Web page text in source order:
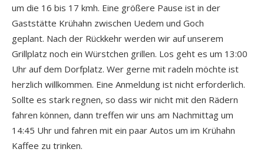
um die 16 bis 17 kmh. Eine größere Pause ist in der
Gaststätte Krühahn zwischen Uedem und Goch
geplant. Nach der Rückkehr werden wir auf unserem
Grillplatz noch ein Würstchen grillen. Los geht es um 13:00
Uhr auf dem Dorfplatz. Wer gerne mit radeln möchte ist
herzlich willkommen. Eine Anmeldung ist nicht erforderlich.
Sollte es stark regnen, so dass wir nicht mit den Rädern
fahren können, dann treffen wir uns am Nachmittag um
14:45 Uhr und fahren mit ein paar Autos um im Krühahn
Kaffee zu trinken.